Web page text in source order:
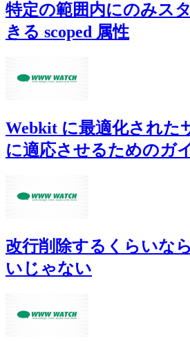
特定の範囲内にのみス
きる scoped 属性
Webkit に最適化された
に適応させるためのガ
改行削除するくらいな
いじゃない